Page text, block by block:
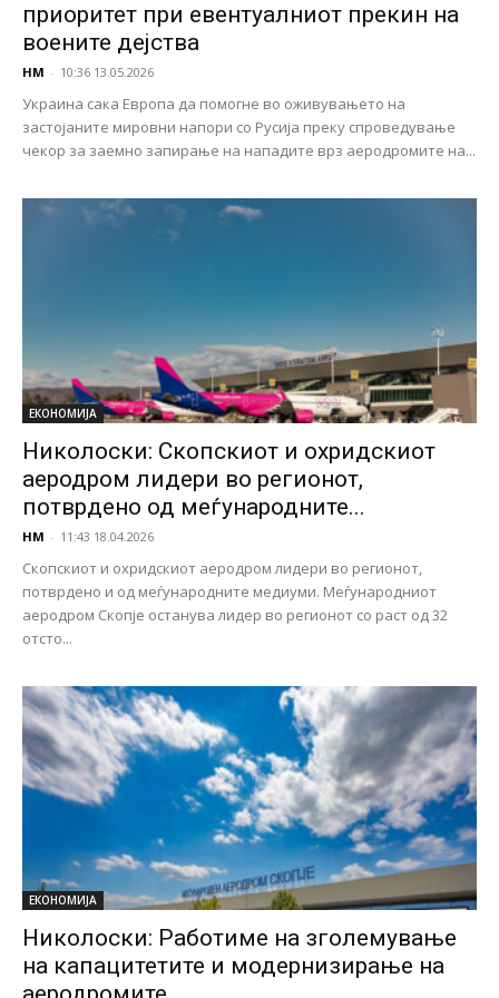
приоритет при евентуалниот прекин на
воените дејства
НМ - 10:36 13.05.2026
Украина сака Европа да помогне во оживувањето на
застојаните мировни напори со Русија преку спроведување
чекор за заемно запирање на нападите врз аеродромите на...
ЕКОНОМИЈА
Николоски: Скопскиот и охридскиот
аеродром лидери во регионот,
потврдено од меѓународните...
НМ - 11:43 18.04.2026
Скопскиот и охридскиот аеродром лидери во регионот,
потврдено и од меѓународните медиуми. Меѓународниот
аеродром Скопје останува лидер во регионот со раст од 32
отсто...
ЕКОНОМИЈА
Николоски: Работиме на зголемување
на капацитетите и модернизирање на